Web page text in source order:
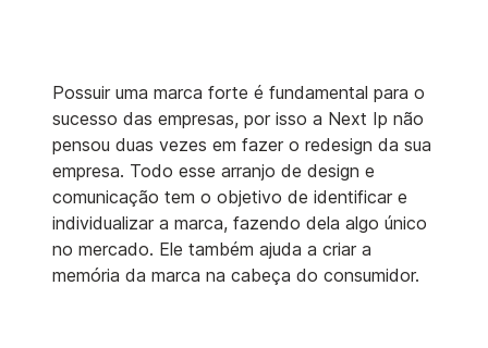
Possuir uma marca forte é fundamental para o
sucesso das empresas, por isso a Next Ip não
pensou duas vezes em fazer o redesign da sua
empresa. Todo esse arranjo de design e
comunicação tem o objetivo de identificar e
individualizar a marca, fazendo dela algo único
no mercado. Ele também ajuda a criar a
memória da marca na cabeça do consumidor.